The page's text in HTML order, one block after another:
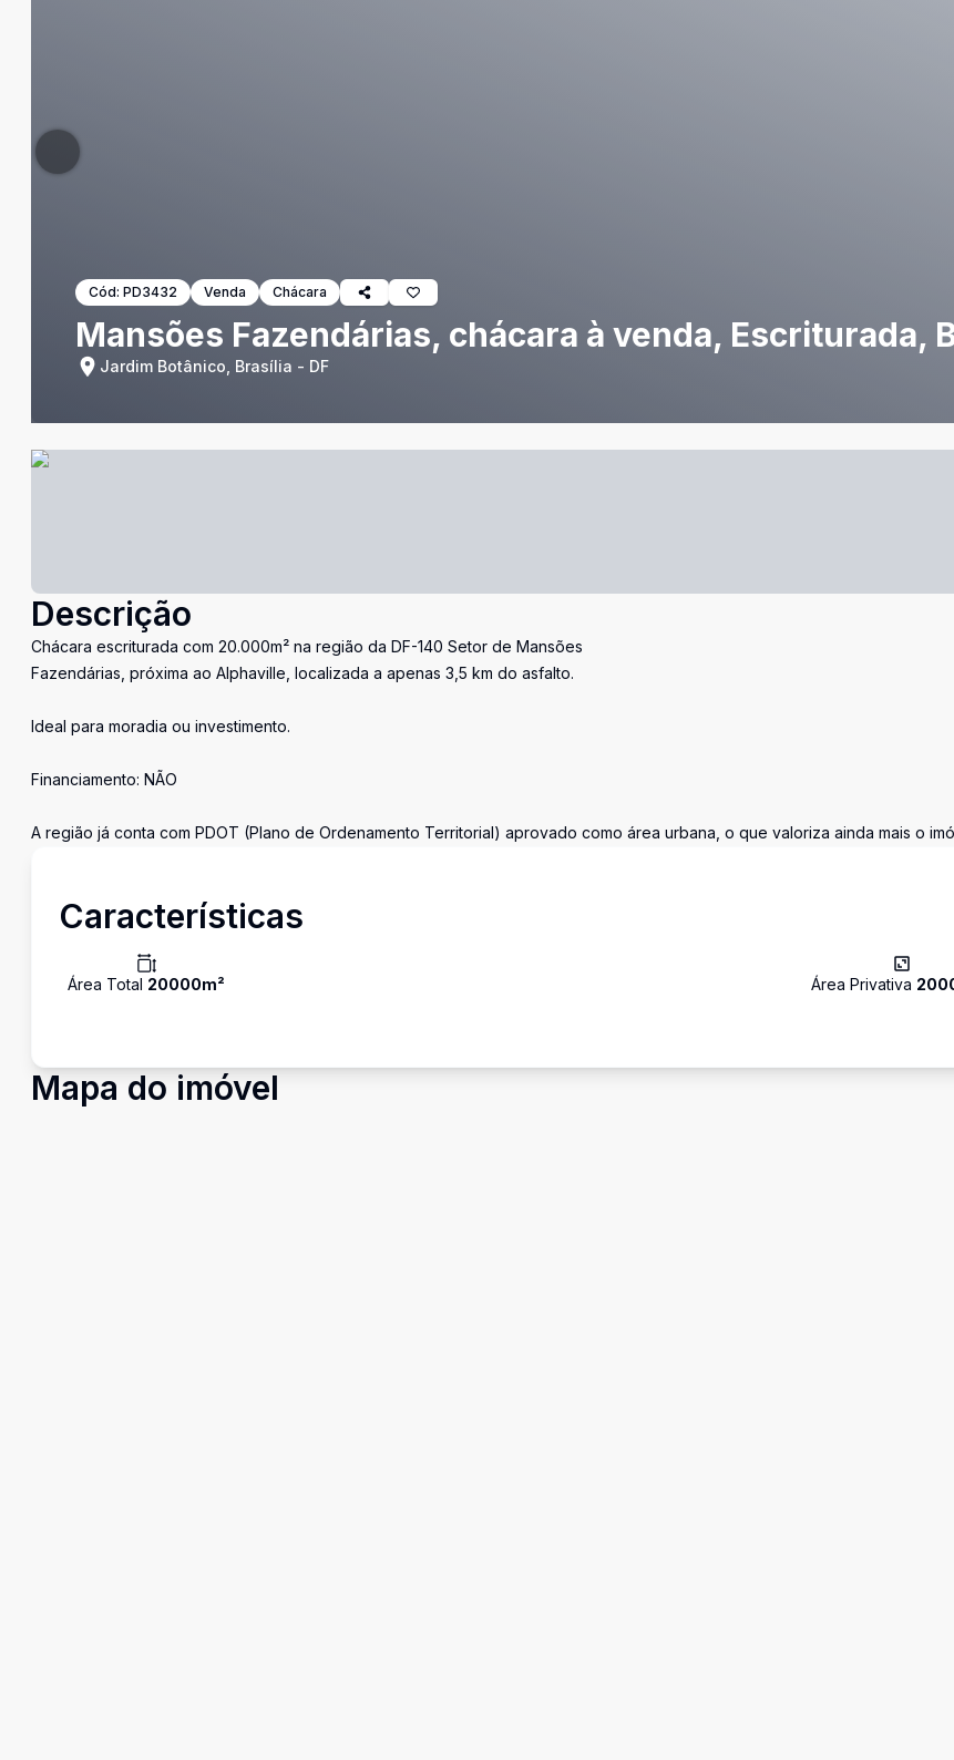
Cód: PD3432 Venda Chácara
Mansões Fazendárias, chácara à venda, Escriturada,
Jardim Botânico, Brasília - DF
Descrição
Chácara escriturada com 20.000m² na região da DF-140 Setor de Mansões
Fazendárias, próxima ao Alphaville, localizada a apenas 3,5 km do asfalto.
Ideal para moradia ou investimento.
Financiamento: NÃO
A região já conta com PDOT (Plano de Ordenamento Territorial) aprovado como área urbana, o que valoriza ainda mais o
Características
Área Total 20000m² Área Privativa
Mapa do imóvel